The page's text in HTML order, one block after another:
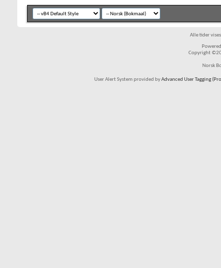
Alle tider
Copyright
Norsk
User Alert System provided byAdvanced User Tagging